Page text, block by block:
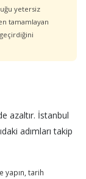
yetersiz
tamamlayan
azaltır. İstanbul
adımları takip
yapın, tarih